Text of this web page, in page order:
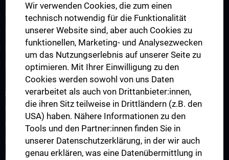
Wissenschaft in der Geburtshilfe
CCP Researcher
CCP Boards
PPIE - Patient and Public Involvement and Engagement
STUDIUM, AUS- UND WEITERBILDUNG
CCP Ringvorlesung
CCP Simulation and Innovation Lab
Fortbildungen Geburtshilfe
Fortbildungen Transfusionsmedizin
Wir verwenden Cookies, die zum einen
technisch notwendig für die Funktionalität
unserer Website sind, aber auch Cookies zu
funktionellen, Marketing- und Analysezwecken
um das Nutzungserlebnis auf unserer Seite zu
optimieren. Mit Ihrer Einwilligung zu den
Cookies werden sowohl von uns Daten
verarbeitet als auch von Drittanbieter:innen,
die ihren Sitz teilweise in Drittländern (z.B. den
USA) haben. Nähere Informationen zu den
Tools und den Partner:innen finden Sie in
unserer Datenschutzerklärung, in der wir auch
genau erklären, was eine Datenübermittlung in